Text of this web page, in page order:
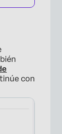
con